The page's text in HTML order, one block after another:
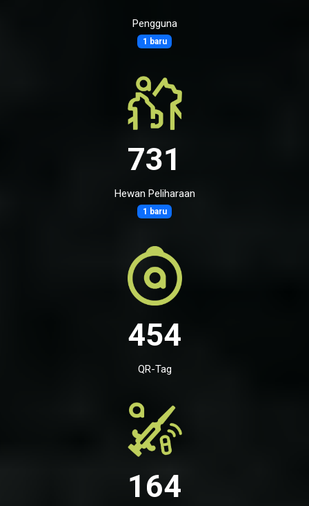
Pengguna
1 baru
731
Hewan Peliharaan
1 baru
454
QR-Tag
164